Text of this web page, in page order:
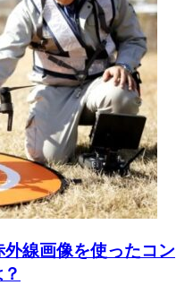
外線画像を使ったコン